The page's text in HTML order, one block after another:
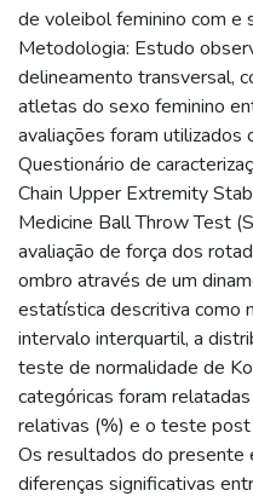
de voleibol feminino com e
Metodologia: Estudo
delineamento transversal,
atletas do sexo feminino
avaliações foram
Questionário de
Chain Upper Extremity
Medicine Ball Throw Test
avaliação de força dos
ombro através de um
estatística descritiva como
intervalo interquartil, a
teste de normalidade de
categóricas foram
relativas (%) e o teste
Os resultados do presente
diferenças significativas